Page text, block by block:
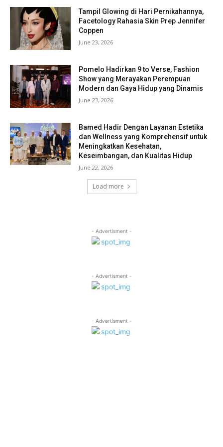
Tampil Glowing di Hari Pernikahannya,
Facetology Rahasia Skin Prep Jennifer
Coppen
June 23, 2026
Pomelo Hadirkan 9 to Verse, Fashion
Show yang Merayakan Perempuan
Modern dan Gaya Hidup yang Dinamis
June 23, 2026
Bamed Hadir Dengan Layanan Estetika
dan Wellness yang Komprehensif untuk
Meningkatkan Kesehatan,
Keseimbangan, dan Kualitas Hidup
June 22, 2026
Load more
- Advertisment -
- Advertisment -
- Advertisment -